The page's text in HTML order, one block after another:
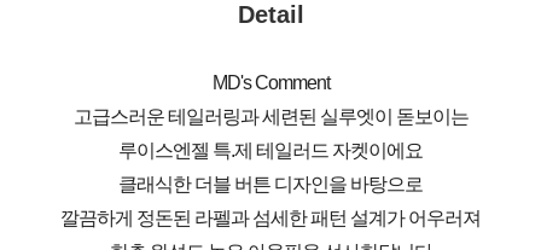
Detail
MD's Comment
고급스러운 테일러링과 세련된 실루엣이 돋보이는
루이스엔젤 특.제 테일러드 자켓이에요
클래식한 더블 버튼 디자인을 바탕으로
깔끔하게 정돈된 라펠과 섬세한 패턴 설계가 어우러져